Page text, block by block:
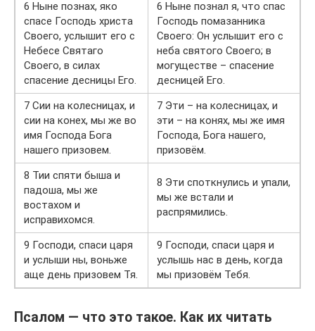
6 Ныне познах, яко
спасе Господь христа
Своего, услышит eго с
Небесе Святаго
Своего, в силах
спасение десницы Его.
6 Ныне познал я, что спас
Господь помазанника
Своего: Он услышит его с
неба святого Своего; в
могуществе – спасение
десницей Его.
7 Сии на колесницах, и
сии на конех, мы же во
имя Господа Бога
нашего призовем.
7 Эти – на колесницах, и
эти – на конях, мы же имя
Господа, Бога нашего,
призовём.
8 Тии спяти быша и
падоша, мы же
востахом и
исправихомся.
8 Эти споткнулись и упали,
мы же встали и
распрямились.
9 Господи, спаси царя
и услыши ны, воньже
аще день призовем Тя.
9 Господи, спаси царя и
услышь нас в день, когда
мы призовём Тебя.
Псалом — что это такое. Как их читать